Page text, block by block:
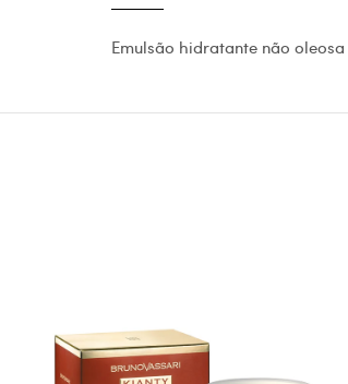
Emulsão hidratante não